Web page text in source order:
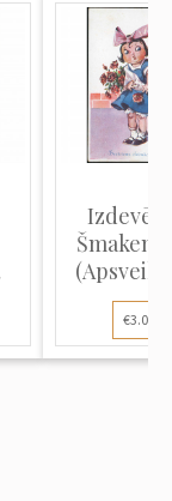
Izdevējs
€3.00